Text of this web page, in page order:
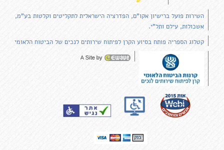
השירות פועל ברישיון אקו"ם, הפדרציה הישראלית לתקליטים וקלטות בע"מ,
אשכולות, עילם ותל"י.
קטלוג הספריה פותח בסיוע הקרן לפיתוח שירותים לנכים של הביטוח הלאומי